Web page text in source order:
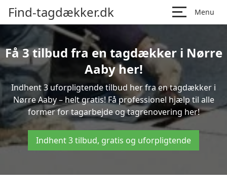
Find-tagdækker.dk Menu
Få 3 tilbud fra en tagdækker i Nørre
Aaby her!
Indhent 3 uforpligtende tilbud her fra en tagdækker i
Nørre Aaby – helt gratis! Få professionel hjælp til alle
former for tagarbejde og tagrenovering her!
Indhent 3 tilbud, gratis og uforpligtende